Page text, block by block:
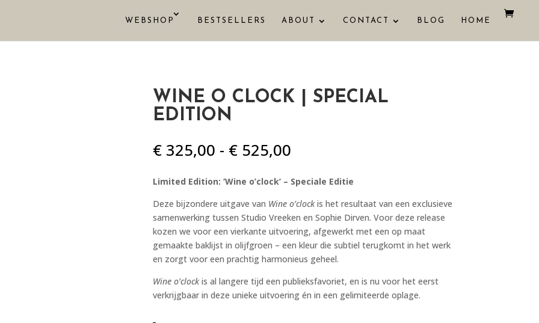
WEBSHOP BESTSELLERS ABOUT CONTACT BLOG HOME
WINE O CLOCK | SPECIAL
EDITION
€325,00 - €525,00Prijsklasse:
tot
€ 525,00
Limited Edition: ‘Wine o’clock’ – Speciale Editie
Deze bijzondere uitgave van Wine o’clockis het resultaat van een exclusieve
samenwerking tussen Studio Vreeken en Sophie Dirven. Voor deze release
kozen we voor een vierkante uitvoering, afgewerkt met een op maat
gemaakte baklijst in olijfgroen – een kleur die subtiel terugkomt in het werk
en zorgt voor een prachtig harmonieus geheel.
Wine o’clockis al langere tijd een publieksfavoriet, en is nu voor het eerst
verkrijgbaar in deze unieke uitvoering én in een gelimiteerde oplage.